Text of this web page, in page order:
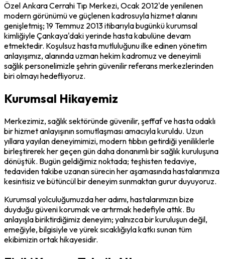
Özel Ankara Cerrahi Tıp Merkezi, Ocak 2012'de yenilenen
modern görünümü ve güçlenen kadrosuyla hizmet alanını
genişletmiş; 19 Temmuz 2013 itibarıyla bugünkü kurumsal
kimliğiyle Çankaya'daki yerinde hasta kabulüne devam
etmektedir. Koşulsuz hasta mutluluğunu ilke edinen yönetim
anlayışımız, alanında uzman hekim kadromuz ve deneyimli
sağlık personelimizle şehrin güvenilir referans merkezlerinden
biri olmayı hedefliyoruz.
Kurumsal Hikayemiz
Merkezimiz, sağlık sektöründe güvenilir, şeffaf ve hasta odaklı
bir hizmet anlayışının somutlaşması amacıyla kuruldu. Uzun
yıllara yayılan deneyimimizi, modern tıbbın getirdiği yeniliklerle
birleştirerek her geçen gün daha donanımlı bir sağlık kuruluşuna
dönüştük. Bugün geldiğimiz noktada; teşhisten tedaviye,
tedaviden takibe uzanan sürecin her aşamasında hastalarımıza
kesintisiz ve bütüncül bir deneyim sunmaktan gurur duyuyoruz.
Kurumsal yolculuğumuzda her adımı, hastalarımızın bize
duyduğu güveni korumak ve artırmak hedefiyle attık. Bu
anlayışla biriktirdiğimiz deneyim; yalnızca bir kuruluşun değil,
emeğiyle, bilgisiyle ve yürek sıcaklığıyla katkı sunan tüm
ekibimizin ortak hikayesidir.